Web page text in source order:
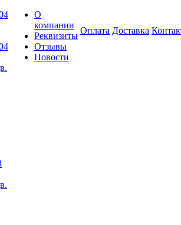
О
компании
Реквизиты
Отзывы
Новости
Оплата Доставка